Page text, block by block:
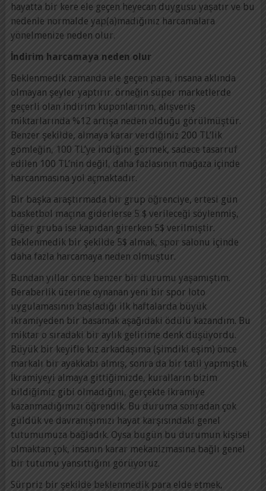
hayatta bir kere ele geçen heyecan duygusu yaşatır ve bu
nedenle normalde yap(a)madığınız harcamalara
yönelmenize neden olur.
İndirim harcamaya neden olur
Beklenmedik zamanda ele geçen para, insana aklında
olmayan şeyler yaptırır. örneğin süper marketlerde
geçerli olan indirim kuponlarının, alışveriş
miktarlarında %12 artışa neden olduğu görülmüştür.
Benzer şekilde, almaya karar verdiğiniz 200 TL’lik
gömleğin, 100 TL’ye indiğini görmek, sadece tasarruf
edilen 100 TL’nin değil, daha fazlasının mağaza içinde
harcanmasına yol açmaktadır.
Bir başka araştırmada bir grup öğrenciye, ertesi gün
basketbol maçına giderlerse 5 $ verileceği söylenmiş,
diğer gruba ise kapıdan girerken 5$ verilmiştir.
Beklenmedik bir şekilde 5$ almak, spor salonu içinde
daha fazla harcamaya neden olmuştur.
Bundan yıllar önce benzer bir durumu yaşamıştım.
Beraberlik üzerine oynanan yeni bir spor loto
uygulamasının başladığı ilk haftalarda büyük
ikramiyeden bir basamak aşağıdaki ödülü kazandım. Bu
miktar o sıradaki bir aylık gelirime denk düşüyordu.
Büyük bir keyifle kız arkadaşıma (şimdiki eşim) önce
markalı bir ayakkabı almış, sonra da bir tatil yapmıştık.
İkramiyeyi almaya gittiğimizde, kuralların bizim
bildiğimiz gibi olmadığını, gerçekte ikramiye
kazanmadığımızı öğrendik. Bu duruma sonradan çok
güldük ve davranışımızı hayat karşısındaki genel
tutumumuza bağladık. Oysa bugün bu durumun kişisel
olmaktan çok, insanın karar mekanizmasına bağlı genel
bir tutumu yansıttığını görüyoruz.
Sürpriz bir şekilde beklenmedik para elde etmek,